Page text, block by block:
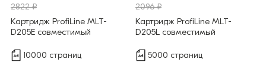
2822 ₽
Картридж ProfiLine MLT-
D205E совместимый
10000 страниц
2096 ₽
Картридж ProfiLine MLT-
D205L совместимый
5000 страниц